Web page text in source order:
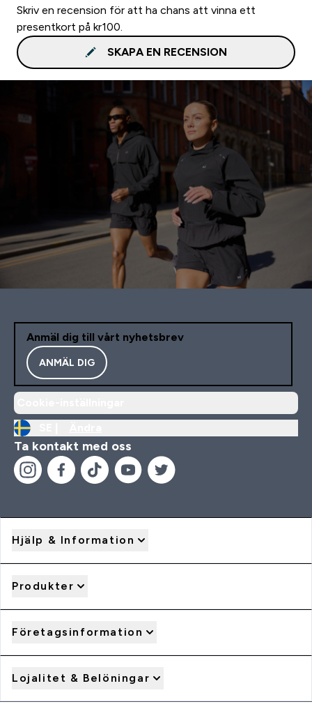
Skriv en recension för att ha chans att vinna ett
presentkort på kr100.
SKAPA EN RECENSION
Anmäl dig till vårt nyhetsbrev
ANMÄL DIG
Ta kontakt med oss
Hjälp & Information
Produkter
Företagsinformation
Lojalitet & Belöningar